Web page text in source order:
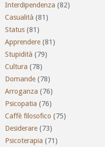
Interdipendenza (82)
Casualità (81)
Status (81)
Apprendere (81)
Stupidità (79)
Cultura (78)
Domande (78)
Arroganza (76)
Psicopatia (76)
Caffè filosofico (75)
Desiderare (73)
Psicoterapia (71)